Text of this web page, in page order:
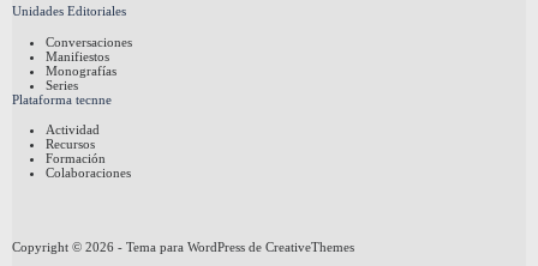
Unidades Editoriales
Conversaciones
Manifiestos
Monografías
Series
Plataforma tecnne
Actividad
Recursos
Formación
Colaboraciones
Copyright © 2026 - Tema para WordPress de CreativeThemes